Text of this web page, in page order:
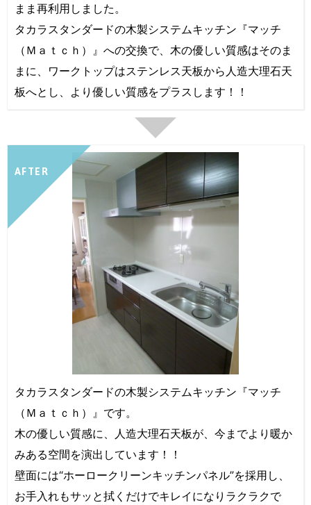
まま再利用しました。
タカラスタンダードの木製システムキッチン『マッチ
（Ｍａｔｃｈ）』への交換で、木の優しい質感はそのま
まに、ワークトップはステンレス天板から人造大理石天
板へとし、より優しい質感をプラスします！！
AFTER
タカラスタンダードの木製システムキッチン『マッチ
（Ｍａｔｃｈ）』です。
木の優しい質感に、人造大理石天板が、今までより暖か
みある空間を演出しています！！
壁面には“ホーロークリーンキッチンパネル”を採用し、
お手入れもサッと拭くだけでキレイになりラクラクで